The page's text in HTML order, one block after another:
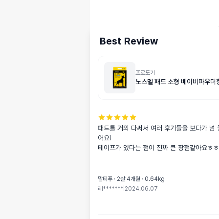
Best Review
프로도기
노스멜 패드 소형 베이비파우
패드를 거의 다써서 여러 후기들을 보다가 넘
어요!
테이프가 있다는 점이 진짜 큰 장점같아요ㅎㅎ
말티푸 · 2살 4개월 · 0.64kg
레******* 2024.06.07